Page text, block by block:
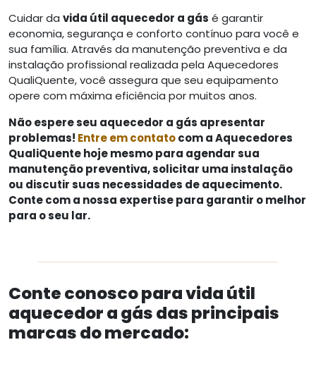
Cuidar da vida útil aquecedor a gás é garantir
economia, segurança e conforto contínuo para você e
sua família. Através da manutenção preventiva e da
instalação profissional realizada pela Aquecedores
QualiQuente, você assegura que seu equipamento
opere com máxima eficiência por muitos anos.
Não espere seu aquecedor a gás apresentar
problemas! Entre em contatocom a Aquecedores
QualiQuente hoje mesmo para agendar sua
manutenção preventiva, solicitar uma instalação
ou discutir suas necessidades de aquecimento.
Conte com a nossa expertise para garantir o melhor
para o seu lar.
Conte conosco para vida útil
aquecedor a gás das principais
marcas do mercado: